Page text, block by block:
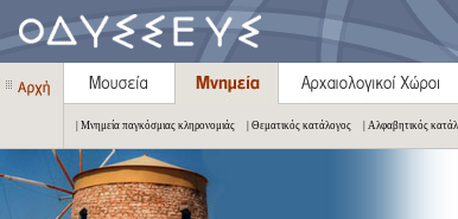
| Μνημεία παγκόσμιας κληρονομιάς | Θεματικός κατάλογος | Αλφαβητικός